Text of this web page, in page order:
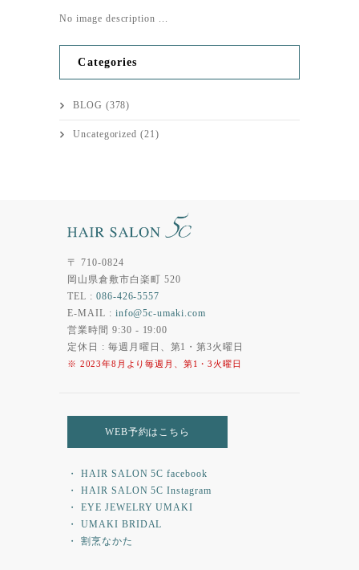
No image description ...
Categories
BLOG (378)
Uncategorized (21)
〒 710-0824
岡山県倉敷市白楽町 520
TEL : 086-426-5557
E-MAIL : info@5c-umaki.com
営業時間 9:30 - 19:00
定休日 : 毎週月曜日、第1・第3火曜日
※ 2023年8月より毎週月、第1・3火曜日
WEB予約はこちら
・ HAIR SALON 5C facebook
・ HAIR SALON 5C Instagram
・ EYE JEWELRY UMAKI
・ UMAKI BRIDAL
・ 割烹なかた